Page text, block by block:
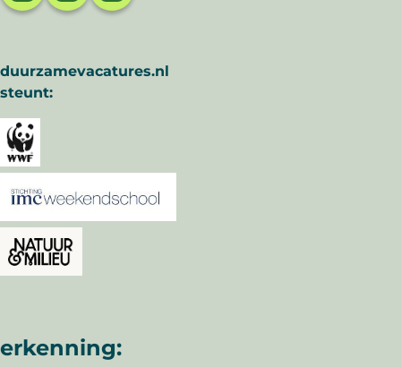
duurzamevacatures.nl
steunt:
erkenning: